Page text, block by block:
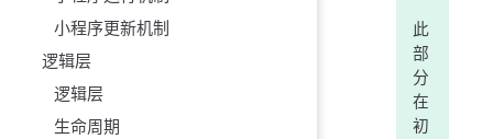
小程序更新机制
逻辑层
逻辑层
生命周期
此
部
分
在
初